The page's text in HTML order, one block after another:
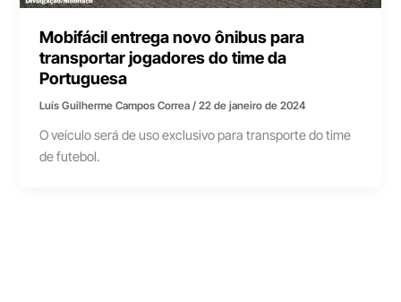
Mobifácil entrega novo ônibus para
transportar jogadores do time da
Portuguesa
Luís Guilherme Campos Correa/22 de janeiro de 2024
O veículo será de uso exclusivo para transporte do time
de futebol.